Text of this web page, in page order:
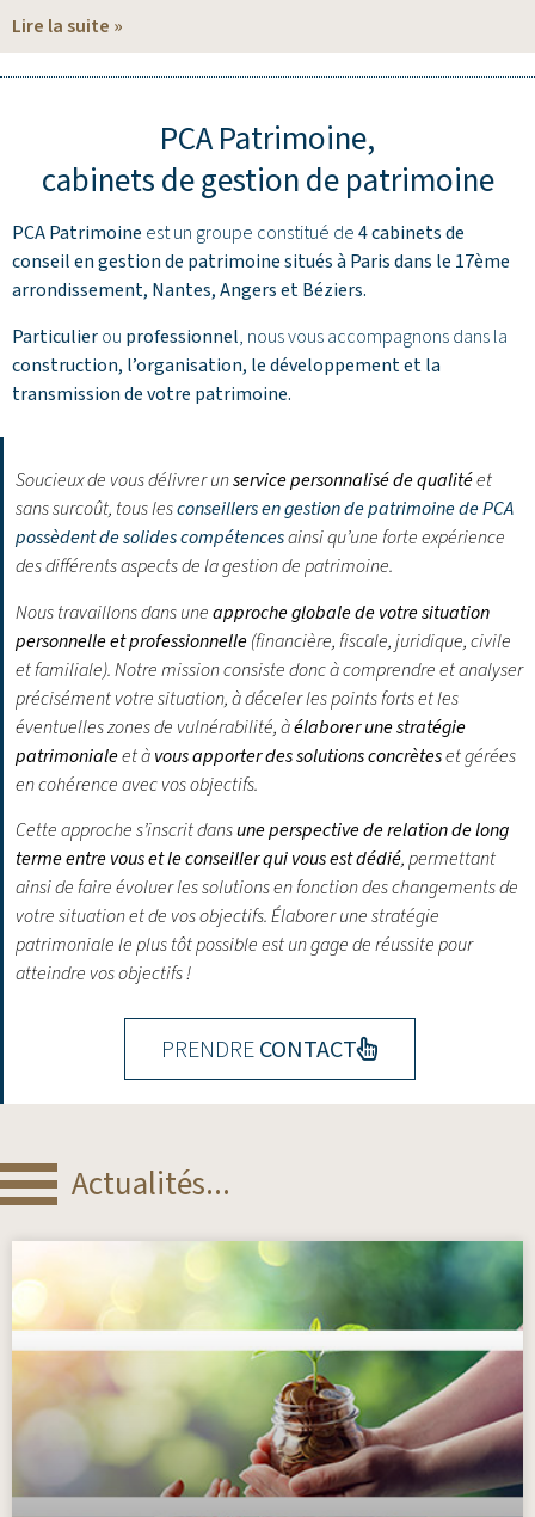
Lire la suite »
PCA Patrimoine,
cabinets de gestion de patrimoine
PCA Patrimoine est un groupe constitué de4 cabinets de
conseil en gestion de patrimoine situés à Paris dans le 17ème
arrondissement, Nantes,AngersetBéziers.
Particulierou professionnel, nous vous accompagnons dans la
construction, l’organisation, le développement et la
transmission de votre patrimoine.
Soucieux de vous délivrer unservice personnalisé de qualitéet
sans surcoût, tous lesconseillers en gestion de patrimoine de PCA
possèdent de solides compétencesainsi qu’une forte expérience
des différents aspects de la gestion de patrimoine.
Nous travaillons dans uneapproche globale de votre situation
personnelle et professionnelle(financière, fiscale, juridique, civile
et familiale). Notre mission consiste donc à comprendre et analyser
précisément votre situation, à déceler les points forts et les
éventuelles zones de vulnérabilité, àélaborer une stratégie
patrimonialeet àvous apporter des solutions concrèteset gérées
en cohérence avec vos objectifs.
Cette approche s’inscrit dansune perspective de relation de long
terme entre vous et le conseiller qui vous est dédié, permettant
ainsi de faire évoluer les solutions en fonction des changements de
votre situation et de vos objectifs.Élaborer une stratégie
patrimoniale le plus tôt possible est un gage de réussite pour
atteindre vos objectifs !
PRENDRE CONTACT
Actualités...